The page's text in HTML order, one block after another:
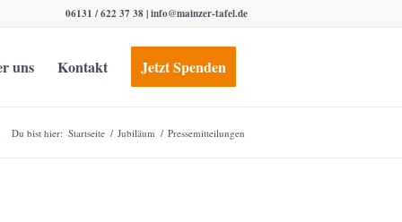
06131 / 622 37 38 |info@mainzer-tafel.de
uns Kontakt Jetzt Spenden
Du bist hier: Startseite / Jubiläum / Pressemitteilungen